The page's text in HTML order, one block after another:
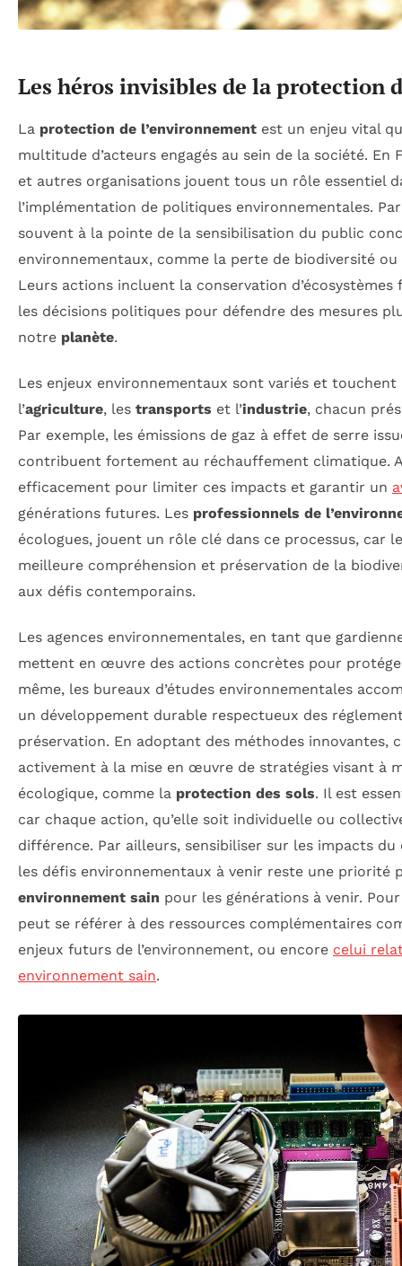
Les héros invisibles de la protection
La protection de l’environnement est un enjeu vital
multitude d’acteurs engagés au sein de la société. En
et autres organisations jouent tous un rôle essentiel
l’implémentation de politiques environnementales.
souvent à la pointe de la sensibilisation du public
environnementaux, comme la perte de biodiversité
Leurs actions incluent la conservation d’écosystèmes
les décisions politiques pour défendre des mesures
notre planète.
Les enjeux environnementaux sont variés et
l’agriculture, les transports et l’industrie, chacun
Par exemple, les émissions de gaz à effet de serre
contribuent fortement au réchauffement climatique.
efficacement pour limiter ces impacts et garantir un
générations futures. Les professionnels de
écologues, jouent un rôle clé dans ce processus, car
meilleure compréhension et préservation de la
aux défis contemporains.
Les agences environnementales, en tant que
mettent en œuvre des actions concrètes pour
même, les bureaux d’études environnementales
un développement durable respectueux des
préservation. En adoptant des méthodes innovantes,
activement à la mise en œuvre de stratégies visant à
écologique, comme la protection des sols. Il est
car chaque action, qu’elle soit individuelle ou
différence. Par ailleurs, sensibiliser sur les impacts
les défis environnementaux à venir reste une priorité
environnement sain pour les générations à venir.
peut se référer à des ressources complémentaires
enjeux futurs de l’environnement, ou encore celui
environnement sain.